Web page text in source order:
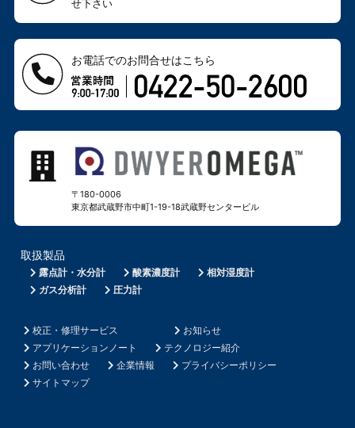
せ下さい
お電話でのお問合せはこちら
〒180-0006
東京都武蔵野市中町1-19-18武蔵野センタービル
取扱製品
露点計・水分計 酸素濃度計
相対湿度計
ガス分析計
圧力計
校正・修理サービス
お知らせ
アプリケーションノート
テクノロジー紹介
お問い合わせ
企業情報
プライバシーポリシー
サイトマップ